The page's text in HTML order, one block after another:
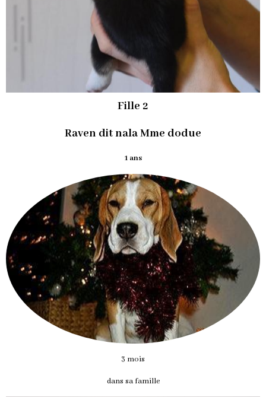
Fille 2
Raven dit nala Mme dodue
1 ans
3 mois
dans sa famille